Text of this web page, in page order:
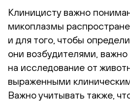
Клиницисту важно
микоплазмы
и для того, чтобы
они возбудителями,
на исследование от
выраженными
Важно учитывать также,